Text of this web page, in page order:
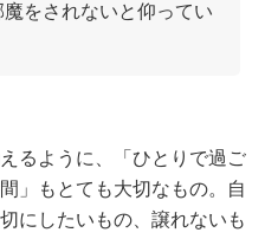
をされないと仰ってい
るように、「ひとりで過ご
」もとても大切なもの。自
にしたいもの、譲れないも